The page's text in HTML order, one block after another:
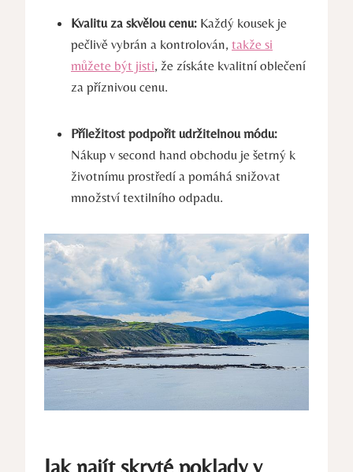
Kvalitu za skvělou cenu: Každý kousek je
pečlivě vybrán a kontrolován, takže si
můžete být jisti, že získáte kvalitní oblečení
za příznivou cenu.
Příležitost podpořit udržitelnou módu:
Nákup v second hand obchodu je šetrný k
životnímu prostředí a pomáhá snižovat
množství textilního odpadu.
Jak najít skryté poklady v